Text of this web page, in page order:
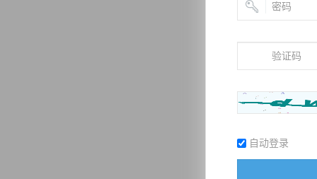
自动登录